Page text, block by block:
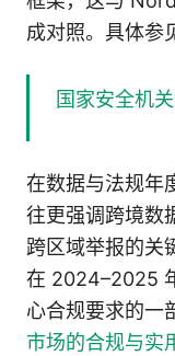
成对照。具体参
国家安全机
在数据与法规年
往更强调跨境数
跨区域举报的关
在 2024–2025
心合规要求的一
市场的合规与实